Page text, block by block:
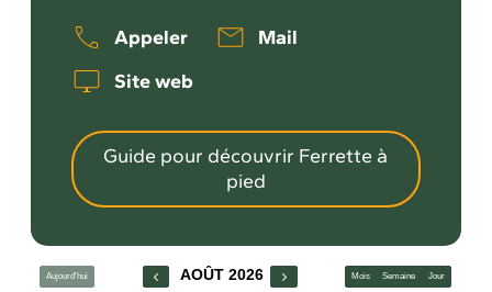
Appeler
Mail
Site web
Guide pour découvrir Ferrette à
pied